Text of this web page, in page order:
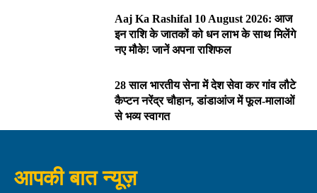
Aaj Ka Rashifal 10 August 2026: आज
इन राशि के जातकों को धन लाभ के साथ मिलेंगे
नए मौके! जानें अपना राशिफल
28 साल भारतीय सेना में देश सेवा कर गांव लौटे
कैप्टन नरेंद्र चौहान, डांडाआंज में फूल-मालाओं
से भव्य स्वागत
आपकी बात न्यूज़